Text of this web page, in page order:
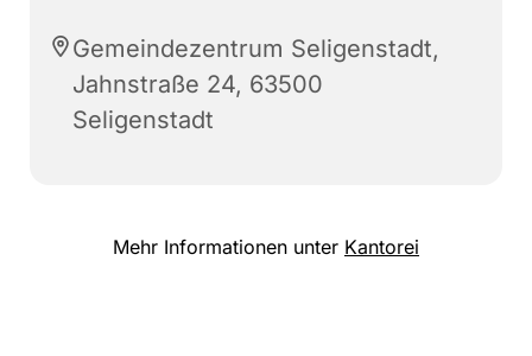
Gemeindezentrum Seligenstadt,
Jahnstraße 24, 63500
Seligenstadt
Mehr Informationen unter Kantorei